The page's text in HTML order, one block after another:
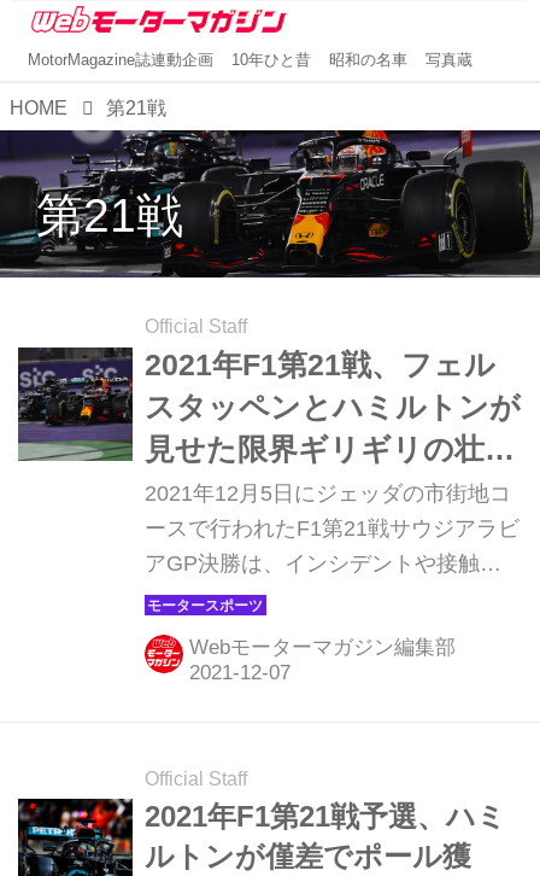
MotorMagazine誌連動企画 10年ひと昔 昭和の名車 写真蔵
HOME 第21戦
第21戦
Official Staff
2021年F1第21戦、フェル
スタッペンとハミルトンが
見せた限界ギリギリの壮絶
なバトル【サウジアラビア
GP】
2021年12月5日にジェッダの市街地コ
ースで行われたF1第21戦サウジアラビ
アGP決勝は、インシデントや接触、
ペナルティなど入り交じる劇的でアク
ション満載の見応えのあるレースとな
った。レッドブル・ホンダのマック
なレースを振り返ってみよう。
Webモーターマガジン編集部
Official Staff
2021年F1第21戦予選、ハミ
ルトンが僅差でポール獲